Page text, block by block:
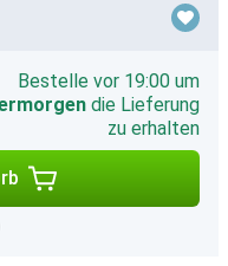
Bestelle vor 19:00 um
die Lieferung
zu erhalten